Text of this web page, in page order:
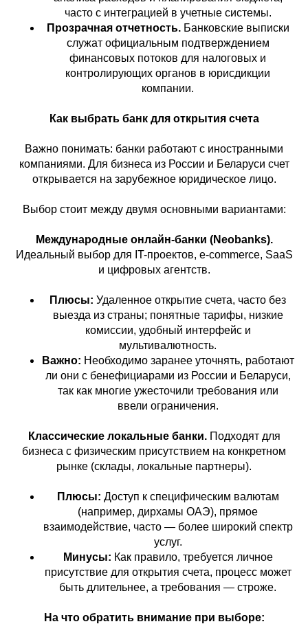
часто с интеграцией в учетные системы.
Прозрачная отчетность.Банковские выписки
служат официальным подтверждением
финансовых потоков для налоговых и
контролирующих органов в юрисдикции
компании.
Как выбрать банк для открытия счета
Важно понимать: банки работают с иностранными
компаниями. Для бизнеса из России и Беларуси счет
открывается на зарубежное юридическое лицо.
Выбор стоит между двумя основными вариантами:
Международные онлайн-банки (Neobanks).
Идеальный выбор для IT-проектов, e-commerce, SaaS
и цифровых агентств.
Плюсы: Удаленное открытие счета, часто без
выезда из страны; понятные тарифы, низкие
комиссии, удобный интерфейс и
мультивалютность.
Важно: Необходимо заранее уточнять, работают
ли они с бенефициарами из России и Беларуси,
так как многие ужесточили требования или
ввели ограничения.
Классические локальные банки.Подходят для
бизнеса с физическим присутствием на конкретном
рынке (склады, локальные партнеры).
Плюсы: Доступ к специфическим валютам
(например, дирхамы ОАЭ), прямое
взаимодействие, часто — более широкий спектр
услуг.
Минусы: Как правило, требуется личное
присутствие для открытия счета, процесс может
быть длительнее, а требования — строже.
На что обратить внимание при выборе: